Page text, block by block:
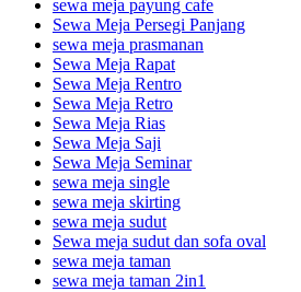
sewa meja payung cafe
Sewa Meja Persegi Panjang
sewa meja prasmanan
Sewa Meja Rapat
Sewa Meja Rentro
Sewa Meja Retro
Sewa Meja Rias
Sewa Meja Saji
Sewa Meja Seminar
sewa meja single
sewa meja skirting
sewa meja sudut
Sewa meja sudut dan sofa oval
sewa meja taman
sewa meja taman 2in1